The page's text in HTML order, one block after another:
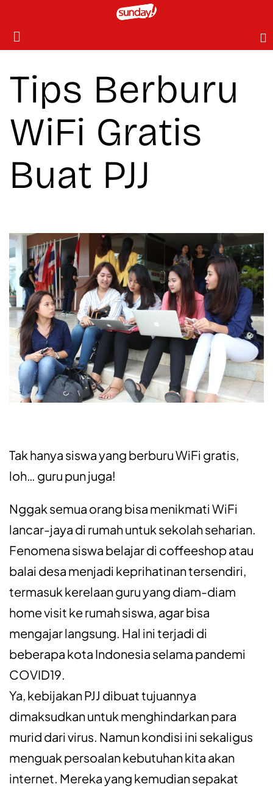
Tips Berburu
WiFi Gratis
Buat PJJ
Tak hanya siswa yang berburu WiFi gratis,
loh… guru pun juga!
Nggak semua orang bisa menikmati WiFi
lancar-jaya di rumah untuk sekolah seharian.
Fenomena siswa belajar di coffeeshop atau
balai desa menjadi keprihatinan tersendiri,
termasuk kerelaan guru yang diam-diam
home visit ke rumah siswa, agar bisa
mengajar langsung. Hal ini terjadi di
beberapa kota Indonesia selama pandemi
COVID19.
Ya, kebijakan PJJ dibuat tujuannya
dimaksudkan untuk menghindarkan para
murid dari virus. Namun kondisi ini sekaligus
menguak persoalan kebutuhan kita akan
internet. Mereka yang kemudian sepakat